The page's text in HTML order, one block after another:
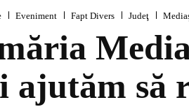
Eveniment Fapt Divers Judeţ
ajutăm să